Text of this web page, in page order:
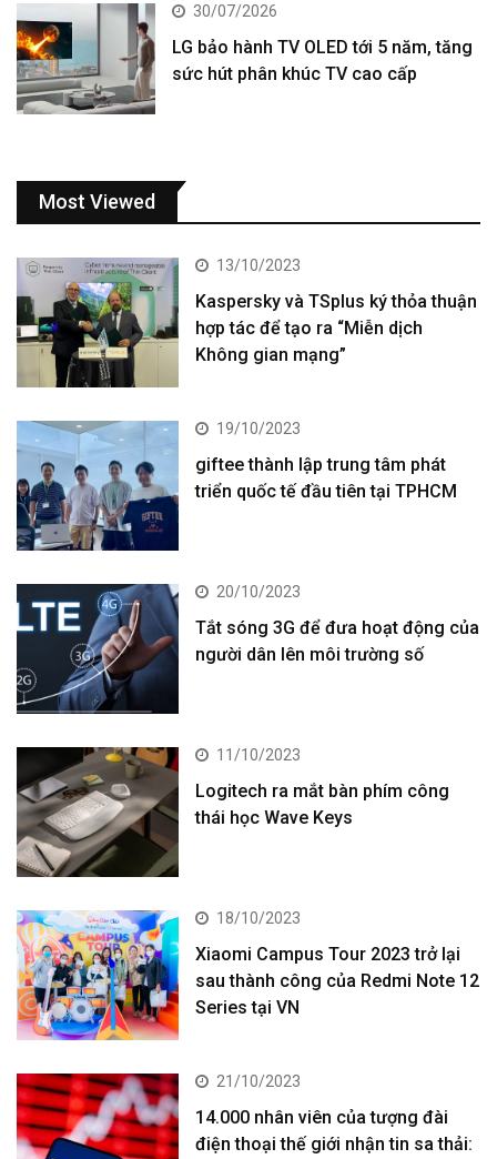
30/07/2026
LG bảo hành TV OLED tới 5 năm, tăng
sức hút phân khúc TV cao cấp
Most Viewed
13/10/2023
Kaspersky và TSplus ký thỏa thuận
hợp tác để tạo ra “Miễn dịch
Không gian mạng”
19/10/2023
giftee thành lập trung tâm phát
triển quốc tế đầu tiên tại TPHCM
20/10/2023
Tắt sóng 3G để đưa hoạt động của
người dân lên môi trường số
11/10/2023
Logitech ra mắt bàn phím công
thái học Wave Keys
18/10/2023
Xiaomi Campus Tour 2023 trở lại
sau thành công của Redmi Note 12
Series tại VN
21/10/2023
14.000 nhân viên của tượng đài
điện thoại thế giới nhận tin sa thải: